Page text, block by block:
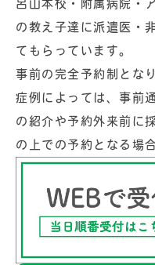
呂山本校・附属病院・
の教え子達に派遣医・
てもらっています。
事前の完全予約制とな
症例によっては、事前
の紹介や予約外来前に
の上での予約となる場